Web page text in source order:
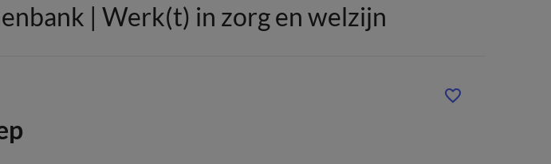
| Werk(t) in zorg en welzijn